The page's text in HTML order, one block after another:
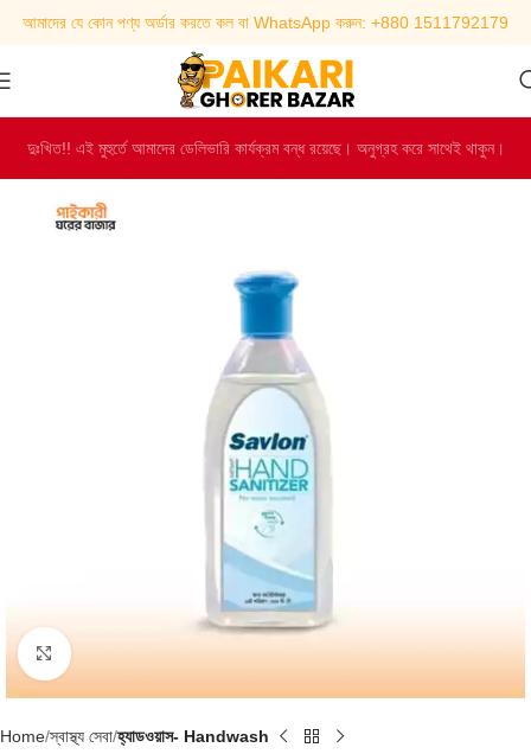
আমাদের যে কোন পণ্য অর্ডার করতে কল বা WhatsApp করুন: +880 1511792179
দুঃখিত!! এই মুহুর্তে আমাদের ডেলিভারি কার্যক্রম বন্ধ রয়েছে। অনুগ্রহ করে সাথেই থাকুন।
Click to enlarge
Home স্বাস্থ্য সেবা হ্যাডওয়াস- Handwash